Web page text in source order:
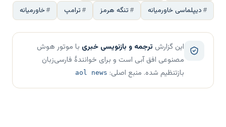
دیپلماسی خاورمیانه
تنگه هرمز ترامپ خاورمیانه
این گزارش ترجمه و بازنویسی خبری با موتور هوش
مصنوعی افق آبی است و برای خوانندهٔ فارسی‌زبان
بازتنظیم شده. منبع اصلی: aol news